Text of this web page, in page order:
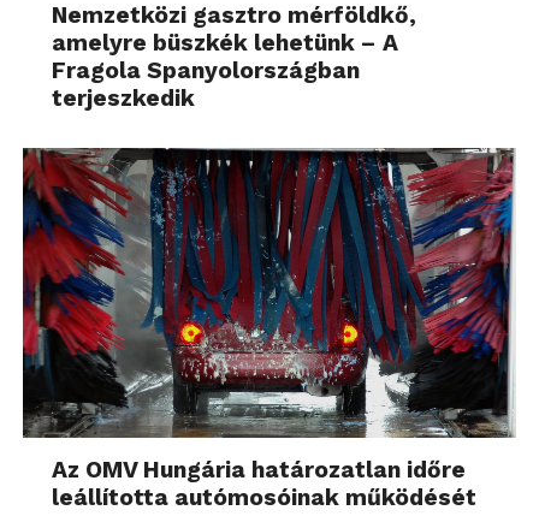
Nemzetközi gasztro mérföldkő,
amelyre büszkék lehetünk – A
Fragola Spanyolországban
terjeszkedik
Az OMV Hungária határozatlan időre
leállította autómosóinak működését